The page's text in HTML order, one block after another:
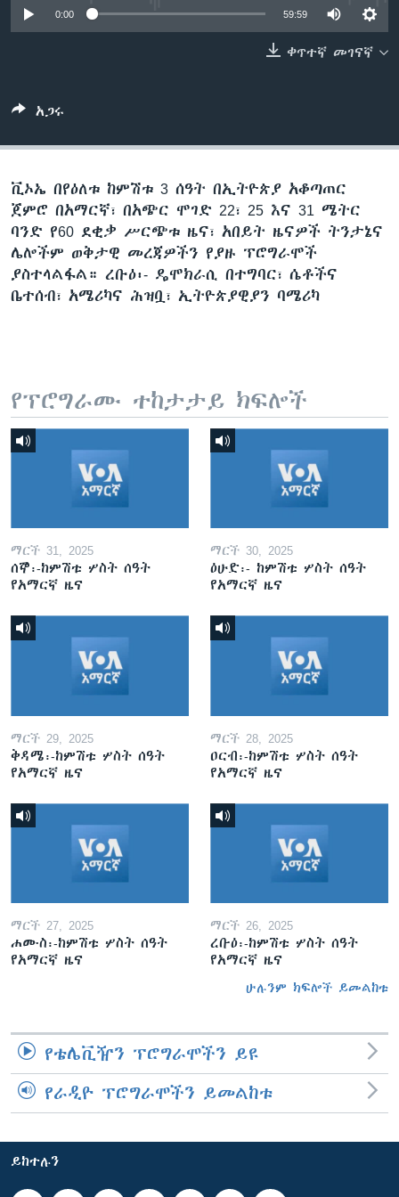
0:00 59:59
ቀጥተኛ መገናኛ
አጋሩ
ቪኦኤ በየዕለቱ ከምሽቱ 3 ሰዓት በኢትዮጵያ አቆጣጠር
ጀምሮ በአማርኛ፣ በአጭር ሞገድ 22፣ 25 እና 31 ሜትር
ባንድ የ60 ደቂቃ ሥርጭቱ ዜና፣ አበይት ዜናዎች ትንታኔና
ሌሎችም ወቅታዊ መረጃዎችን የያዙ ፕሮግራሞች
ያስተላልፋል። ረቡዕ፡- ዴሞክራሲ በተግባር፣ ሴቶችና
ቤተሰብ፣ አሜሪካና ሕዝቧ፣ ኢትዮጵያዊያን ባሜሪካ
የፕሮግራሙ ተከታታይ ክፍሎች
ማርች 31, 2025
ሰኞ፡-ከምሽቱ ሦስት ሰዓት
የአማርኛ ዜና
ማርች 30, 2025
ዕሁድ፡- ከምሽቱ ሦስት ሰዓት
የአማርኛ ዜና
ማርች 29, 2025
ቅዳሜ፡-ከምሽቱ ሦስት ሰዓት
የአማርኛ ዜና
ማርች 28, 2025
ዐርብ፡-ከምሽቱ ሦስት ሰዓት
የአማርኛ ዜና
ማርች 27, 2025
ሐሙስ፡-ከምሽቱ ሦስት ሰዓት
የአማርኛ ዜና
ማርች 26, 2025
ረቡዕ፡-ከምሽቱ ሦስት ሰዓት
የአማርኛ ዜና
ሁሉንም ክፍሎች ይመልከቱ
የቴሌቪዥን ፕሮግራሞችን ይዩ
የራዲዮ ፕሮግራሞችን ይመልከቱ
ይከተሉን